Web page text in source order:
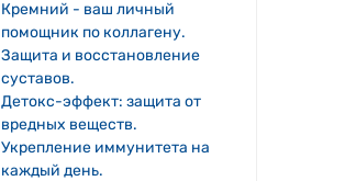
Кремний - ваш личный
помощник по коллагену.
Защита и восстановление
суставов.
Детокс-эффект: защита от
вредных веществ.
Укрепление иммунитета на
каждый день.